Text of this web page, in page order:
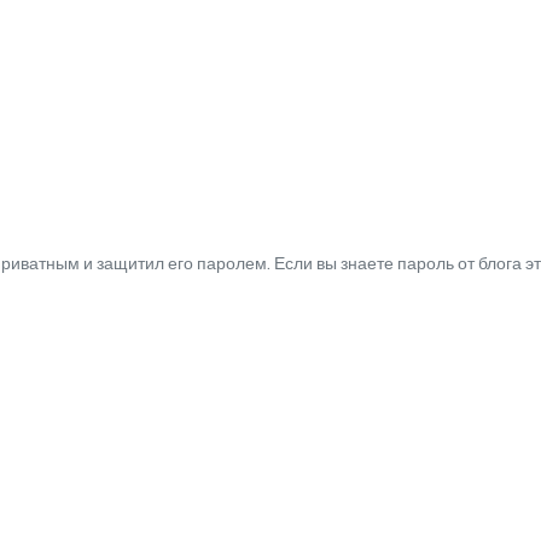
и защитил его паролем. Если вы знаете пароль от блога